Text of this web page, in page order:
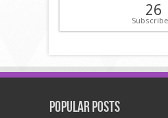
26
Popular Posts